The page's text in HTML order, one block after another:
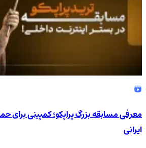
معرفی مسابقه بزرگ پراپکو؛ کمپینی برای
ایرانی